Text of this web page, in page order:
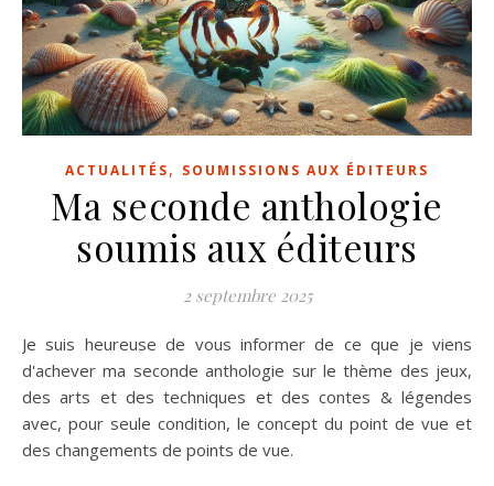
ACTUALITÉS, SOUMISSIONS AUX ÉDITEURS
Ma seconde anthologie
soumis aux éditeurs
2 septembre 2025
Je suis heureuse de vous informer de ce que je viens
d'achever ma seconde anthologie sur le thème des jeux,
des arts et des techniques et des contes & légendes
avec, pour seule condition, le concept du point de vue et
des changements de points de vue.